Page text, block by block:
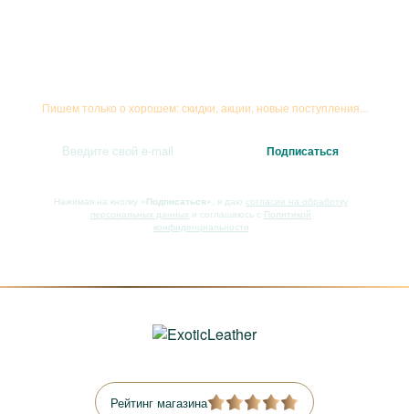
Пишем только о хорошем: скидки, акции, новые поступления...
Нажимая на кнопку «Подписаться» , я даю согласие на обработку
персональных данных и соглашаюсь с Политикой
конфиденциальности
Рейтинг магазина